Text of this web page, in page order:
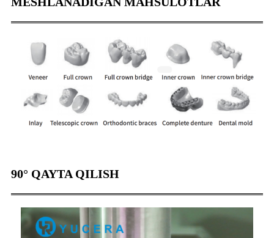
90° QAYTA QILISH